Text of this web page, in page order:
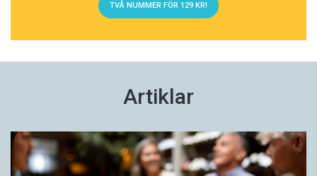
TVÅ NUMMER FÖR 129 KR!
Artiklar